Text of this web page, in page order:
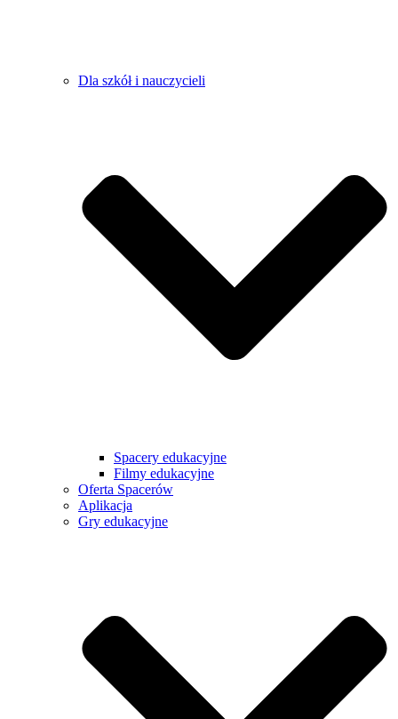
Dla szkół i nauczycieli
Spacery edukacyjne
Filmy edukacyjne
Oferta Spacerów
Aplikacja
Gry edukacyjne